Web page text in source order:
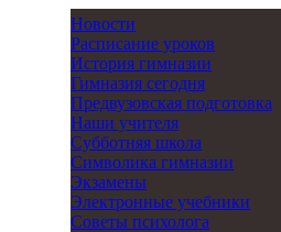
Новости
Расписание уроков
История гимназии
Гимназия сегодня
Предвузовская подготовка
Наши учителя
Субботняя школа
Символика гимназии
Экзамены
Электронные учебники
Советы психолога